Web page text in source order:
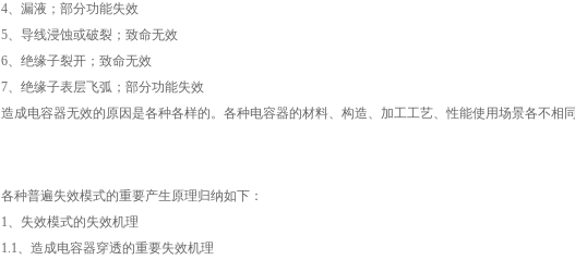
4、漏液；部分功能失效
5、导线浸蚀或破裂；致命无效
6、绝缘子裂开；致命无效
7、绝缘子表层飞弧；部分功能失效
造成电容器无效的原因是各种各样的。各种电容器的材料、构造、加工工艺、性能使用场景各不相
各种普遍失效模式的重要产生原理归纳如下：
1、失效模式的失效机理
1.1、造成电容器穿透的重要失效机理